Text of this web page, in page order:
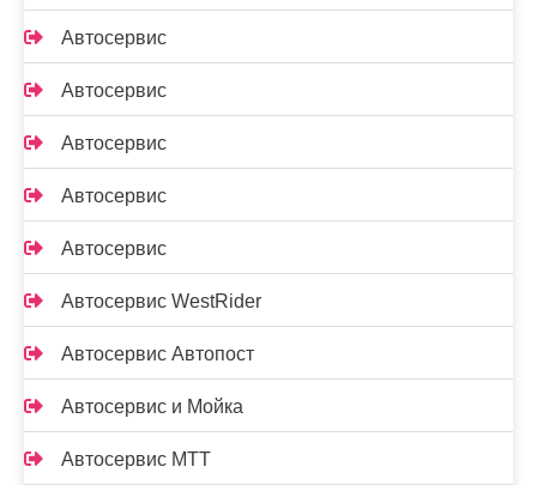
Автосервис
Автосервис
Автосервис
Автосервис
Автосервис
Автосервис WestRider
Автосервис Автопост
Автосервис и Мойка
Автосервис МТТ